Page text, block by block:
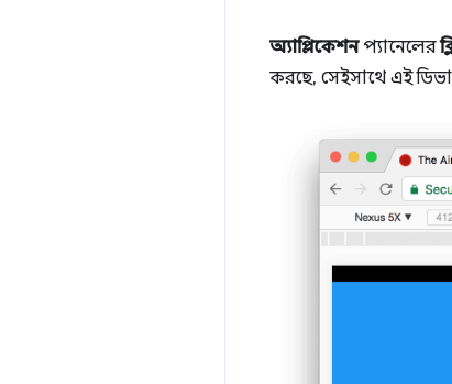
অ্যাপ্লিকেশনপ্যানেলের
করছে, সেইসাথে এই